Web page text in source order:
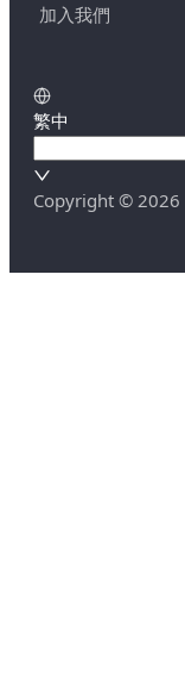
加入我們
繁中
Copyright © 2026